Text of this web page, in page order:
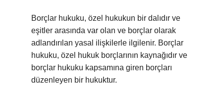
Borçlar hukuku, özel hukukun bir dalıdır ve
eşitler arasında var olan ve borçlar olarak
adlandırılan yasal ilişkilerle ilgilenir. Borçlar
hukuku, özel hukuk borçlarının kaynağıdır ve
borçlar hukuku kapsamına giren borçları
düzenleyen bir hukuktur.